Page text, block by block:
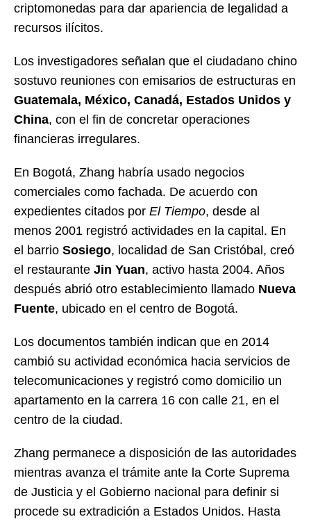
criptomonedas para dar apariencia de legalidad a
recursos ilícitos.
Los investigadores señalan que el ciudadano chino
sostuvo reuniones con emisarios de estructuras en
Guatemala, México, Canadá, Estados Unidos y
China, con el fin de concretar operaciones
financieras irregulares.
En Bogotá, Zhang habría usado negocios
comerciales como fachada. De acuerdo con
expedientes citados por El Tiempo, desde al
menos 2001 registró actividades en la capital. En
el barrio Sosiego, localidad de San Cristóbal, creó
el restaurante Jin Yuan, activo hasta 2004. Años
después abrió otro establecimiento llamado Nueva
Fuente, ubicado en el centro de Bogotá.
Los documentos también indican que en 2014
cambió su actividad económica hacia servicios de
telecomunicaciones y registró como domicilio un
apartamento en la carrera 16 con calle 21, en el
centro de la ciudad.
Zhang permanece a disposición de las autoridades
mientras avanza el trámite ante la Corte Suprema
de Justicia y el Gobierno nacional para definir si
procede su extradición a Estados Unidos. Hasta